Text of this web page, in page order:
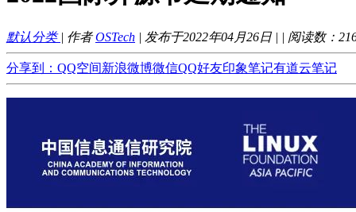
默认分类 | 作者OSTech | 发布于2022年04月26日 | | 阅读数：
分享到： QQ空间新浪微博微信QQ好友印象笔记有道云笔记